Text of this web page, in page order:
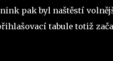
pak byl naštěstí
tabule totiž